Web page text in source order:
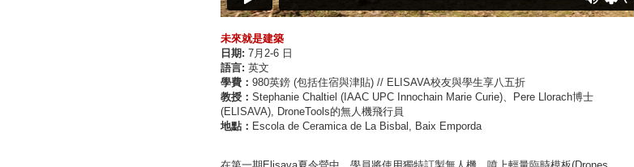
未來就是建築
日期: 7月2-6 日
語言: 英文
學費： 980英鎊 (包括住宿與津貼) // ELISAVA校友與學生享八五折
教授： Stephanie Chaltiel (IAAC UPC Innochain Marie Curie)、Pere Llorach博士
(ELISAVA), DroneTools的無人機飛行員
地點： Escola de Ceramica de La Bisbal, Baix Emporda